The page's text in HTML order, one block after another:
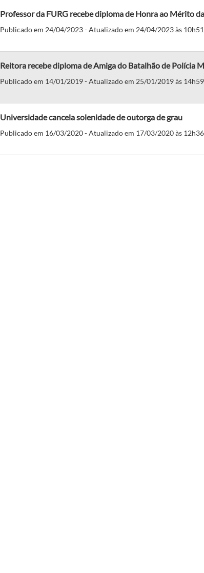
Professor da FURG recebe diploma de Honra ao Mérito
Publicado em 24/04/2023 - Atualizado em 24/04/2023 às 10h51
Reitora recebe diploma de Amiga do Batalhão de Polícia
Publicado em 14/01/2019 - Atualizado em 25/01/2019 às 14h59
Universidade cancela solenidade de outorga de grau
Publicado em 16/03/2020 - Atualizado em 17/03/2020 às 12h36